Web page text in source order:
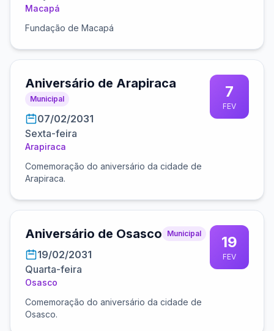
Macapá
Fundação de Macapá
Aniversário de Arapiraca
Municipal
07/02/2031
Sexta-feira
Arapiraca
Comemoração do aniversário da cidade de
Arapiraca.
7
FEV
Aniversário de Osasco Municipal
19/02/2031
Quarta-feira
Osasco
Comemoração do aniversário da cidade de
Osasco.
19
FEV